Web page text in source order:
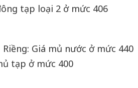
tạp loại 2 ở mức 406
Riềng: Giá mủ nước ở mức 440
tạp ở mức 400